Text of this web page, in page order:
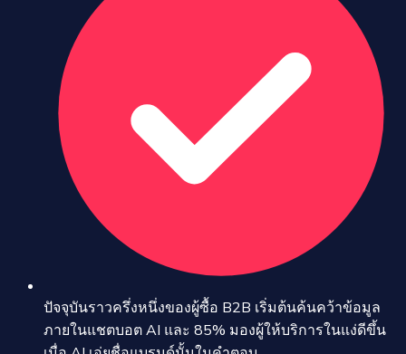
ปัจจุบันราวครึ่งหนึ่งของผู้ซื้อ B2B เริ่มต้นค้นคว้าข้อมูล
ภายในแชตบอต AI และ 85% มองผู้ให้บริการในแง่ดีขึ้น